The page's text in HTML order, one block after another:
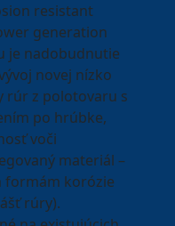
resistant
generation
je nadobudnutie
novej nízko
rúr z polotovaru s
po hrúbke,
voči
materiál –
formám korózie
rúry).